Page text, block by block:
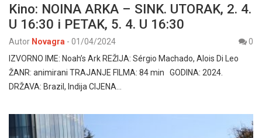
Kino: NOINA ARKA – SINK. UTORAK, 2. 4.
U 16:30 i PETAK, 5. 4. U 16:30
Autor Novagra - 01/04/2024
0
IZVORNO IME: Noah’s Ark REŽIJA: Sérgio Machado, Alois Di Leo
ŽANR: animirani TRAJANJE FILMA: 84 min GODINA: 2024.
DRŽAVA: Brazil, Indija CIJENA…